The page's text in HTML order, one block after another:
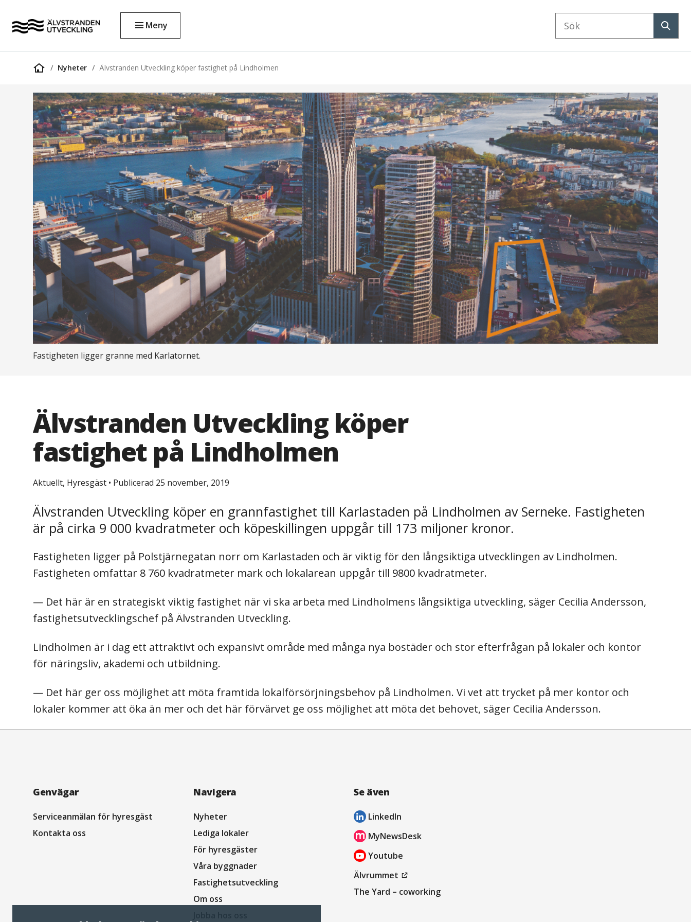
Meny
Sök
Startsida
Nyheter Älvstranden Utveckling köper fastighet på Lindholmen
Fastigheten ligger granne med Karlatornet.
Älvstranden Utveckling köper
fastighet på Lindholmen
Aktuellt, Hyresgäst • Publicerad 25 november, 2019
Älvstranden Utveckling köper en grannfastighet till Karlastaden på Lindholmen av Serneke. Fastigheten
är på cirka 9 000 kvadratmeter och köpeskillingen uppgår till 173 miljoner kronor.
Fastigheten ligger på Polstjärnegatan norr om Karlastaden och är viktig för den långsiktiga utvecklingen av Lindholmen.
Fastigheten omfattar 8 760 kvadratmeter mark och lokalarean uppgår till 9800 kvadratmeter.
— Det här är en strategiskt viktig fastighet när vi ska arbeta med Lindholmens långsiktiga utveckling, säger Cecilia Andersson,
fastighetsutvecklingschef på Älvstranden Utveckling.
Lindholmen är i dag ett attraktivt och expansivt område med många nya bostäder och stor efterfrågan på lokaler och kontor
för näringsliv, akademi och utbildning.
— Det här ger oss möjlighet att möta framtida lokalförsörjningsbehov på Lindholmen. Vi vet att trycket på mer kontor och
lokaler kommer att öka än mer och det här förvärvet ge oss möjlighet att möta det behovet, säger Cecilia Andersson.
Navigation
sidfot
Genvägar
Serviceanmälan för hyresgäst
Kontakta oss
Navigera
Nyheter
Lediga lokaler
För hyresgäster
Våra byggnader
Fastighetsutveckling
Om oss
Se även
LinkedIn
öppnas
i
nytt
fönster
MyNewsDesk
öppnas
i
nytt
fönster
Youtube
öppnas
i
nytt
Älvrummet öppnas
i
The Yard – coworking